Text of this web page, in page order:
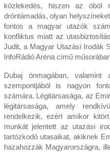
közlekedés, hiszen az öböl
dróntámadás, olyan
fontos a magyar utazók
konfliktus miatt az
Judit, a Magyar Utazási Irodák
InfoRádió Aréna című
Dubaj önmagában,
szempontjából is nagyon
számára. Légitársasága, az
légitársasága, amely
rendelkezik, ezért amikor
munkát jelentett az utazási
tartózkodó utasaikat, akiknek
hazahozzák Magyarországra,